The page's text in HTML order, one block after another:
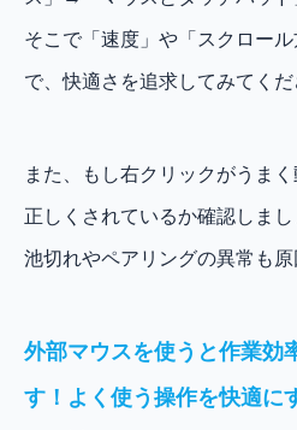
そこで「速度」や「スクロー
で、快適さを追求してみてくだ
また、もし右クリックがうま
正しくされているか確認しま
池切れやペアリングの異常も原
外部マウスを使うと作業効
す！よく使う操作を快適に